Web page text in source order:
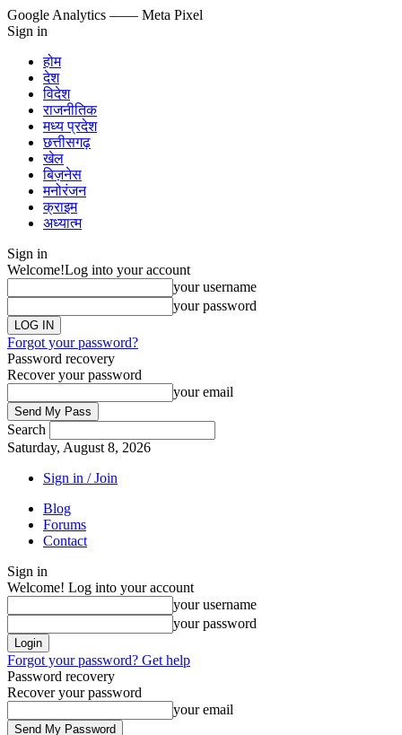
Google Analytics —— Meta Pixel
Sign in
होम
देश
विदेश
राजनीतिक
मध्य प्रदेश
छत्तीसगढ़
खेल
बिज़नेस
मनोरंजन
क्राइम
अध्यात्म
Sign in
Welcome!Log into your account
your username
your password
Forgot your password?
Password recovery
Recover your password
your email
Search
Saturday, August 8, 2026
Sign in / Join
Blog
Forums
Contact
Sign in
Welcome! Log into your account
your username
your password
Forgot your password? Get help
Password recovery
Recover your password
your email